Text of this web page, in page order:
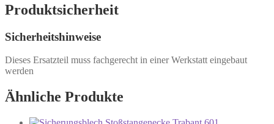
Produktsicherheit
Sicherheitshinweise
Dieses Ersatzteil muss fachgerecht in einer Werkstatt eingebaut
werden
Ähnliche Produkte